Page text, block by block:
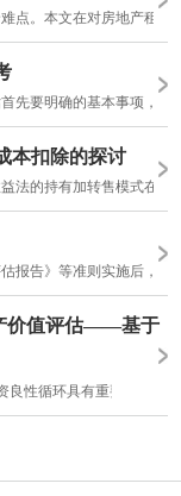
点。本文在对房地产租
先要明确的基本事项，
本扣除的探讨
法的持有加转售模式在
告》等准则实施后，资
价值评估——基于
性循环具有重要意义。